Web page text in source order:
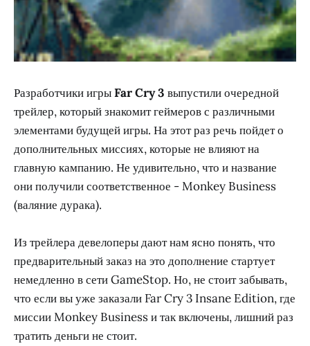
Разработчики игрыFar Cry 3 выпустили очередной
трейлер, который знакомит геймеров с различными
элементами будущей игры. На этот раз речь пойдет о
дополнительных миссиях, которые не влияют на
главную кампанию. Не удивительно, что и название
они получили соответственное - Monkey Business
(валяние дурака).
Из трейлера девелоперы дают нам ясно понять, что
предварительный заказ на это дополнение стартует
немедленно в сети GameStop. Но, не стоит забывать,
что если вы уже заказали Far Cry 3 Insane Edition, где
миссии Monkey Business и так включены, лишний раз
тратить деньги не стоит.